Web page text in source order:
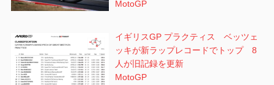
MotoGP
イギリスGP プラクティス ベッツェ
ッキが新ラップレコードでトップ 8
人が旧記録を更新
MotoGP